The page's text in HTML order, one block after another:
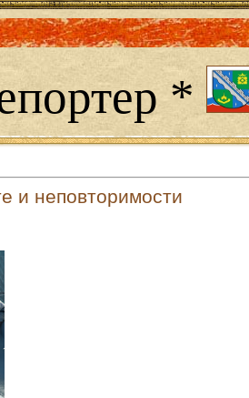
*
и неповторимости